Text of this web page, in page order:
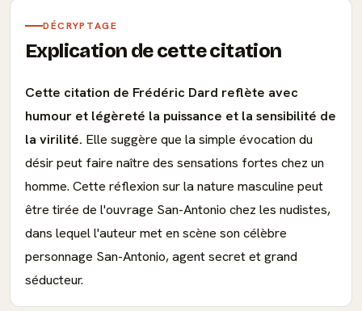
DÉCRYPTAGE
Explication de cette citation
Cette citation de Frédéric Dard reflète avec
humour et légèreté la puissance et la sensibilité de
la virilité. Elle suggère que la simple évocation du
désir peut faire naître des sensations fortes chez un
homme. Cette réflexion sur la nature masculine peut
être tirée de l'ouvrage San-Antonio chez les nudistes,
dans lequel l'auteur met en scène son célèbre
personnage San-Antonio, agent secret et grand
séducteur.